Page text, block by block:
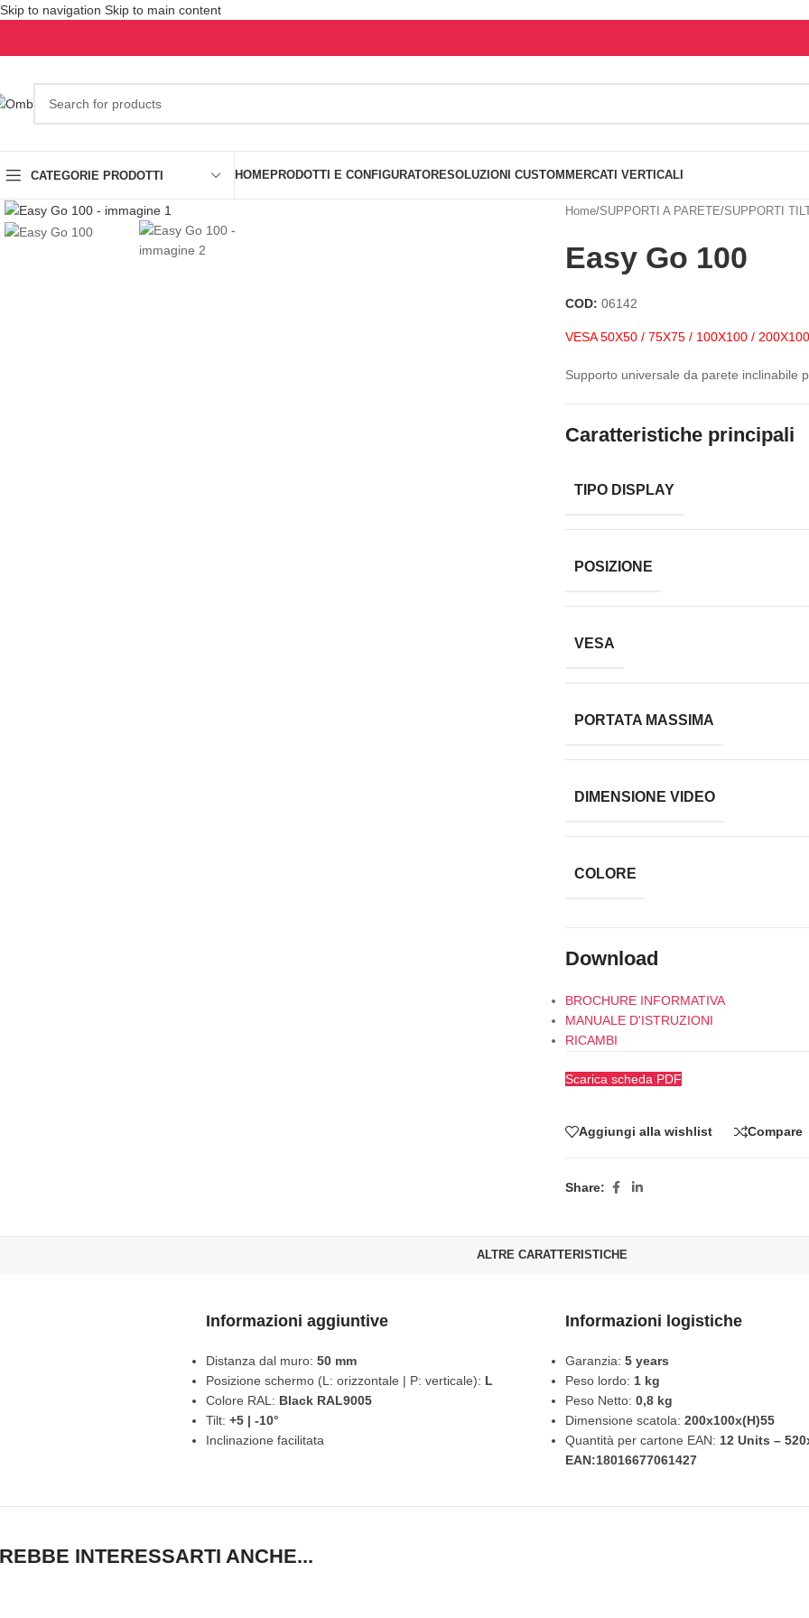
Skip to navigation Skip to main content
CATEGORIE PRODOTTI HOMEPRODOTTI E CONFIGURATORESOLUZIONI CUSTOM MERCATI VERTICALI
Home/SUPPORTI A PARETE/SUPPORTI
Easy Go 100
COD: 06142
VESA 50X50 / 75X75 / 100X100 / 200X100
Supporto universale da parete inclinabile
Caratteristiche principali
TIPO DISPLAY
POSIZIONE
VESA
PORTATA MASSIMA
DIMENSIONE VIDEO
COLORE
Download
BROCHURE INFORMATIVA
MANUALE D'ISTRUZIONI
RICAMBI
Scarica scheda PDF
Aggiungi alla wishlist Compare
Share:
ALTRE CARATTERISTICHE
Informazioni aggiuntive
Distanza dal muro: 50 mm
Posizione schermo (L: orizzontale | P: verticale): L
Colore RAL: Black RAL9005
Tilt: +5 | -10°
Inclinazione facilitata
Informazioni logistiche
Garanzia: 5 years
Peso lordo: 1 kg
Peso Netto: 0,8 kg
Dimensione scatola: 200x100x(H)55
Quantità per cartone EAN: 12 Units –
EAN:18016677061427
INTERESSARTI ANCHE...